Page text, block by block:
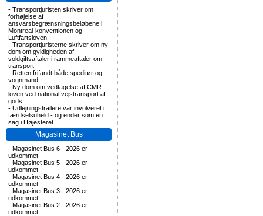
- Transportjuristen skriver om
forhøjelse af
ansvarsbegrænsningsbeløbene i
Montreal-konventionen og
Luftfartsloven
- Transportjuristerne skriver om ny
dom om gyldigheden af
voldgiftsaftaler i rammeaftaler om
transport
- Retten frifandt både speditør og
vognmand
- Ny dom om vedtagelse af CMR-
loven ved national vejstransport af
gods
- Udlejningstrailere var involveret i
færdselsuheld - og ender som en
sag i Højesteret
Magasinet Bus
- Magasinet Bus 6 - 2026 er
udkommet
- Magasinet Bus 5 - 2026 er
udkommet
- Magasinet Bus 4 - 2026 er
udkommet
- Magasinet Bus 3 - 2026 er
udkommet
- Magasinet Bus 2 - 2026 er
udkommet